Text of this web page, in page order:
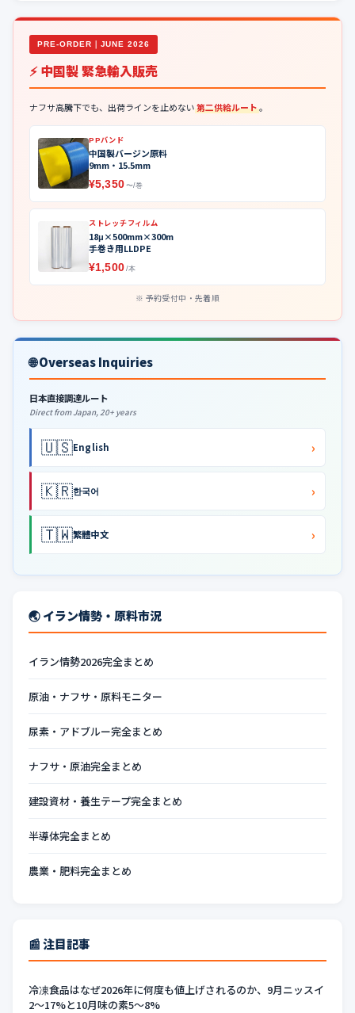
PRE-ORDER｜JUNE 2026
⚡ 中国製 緊急輸入販売
ナフサ高騰下でも、出荷ラインを止めない第二供給ルート。
PPバンド
中国製バージン原料
9mm・15.5mm
¥5,350 〜/巻
ストレッチフィルム
18μ×500mm×300m
手巻き用LLDPE
¥1,500 /本
予約受付中・先着順
🌐 Overseas Inquiries
日本直接調達ルート
Direct from Japan, 20+ years
🇺🇸English ›
🇰🇷한국어 ›
🇹🇼繁體中文 ›
🌏 イラン情勢・原料市況
イラン情勢2026完全まとめ
原油・ナフサ・原料モニター
尿素・アドブルー完全まとめ
ナフサ・原油完全まとめ
建設資材・養生テープ完全まとめ
半導体完全まとめ
農業・肥料完全まとめ
📰 注目記事
冷凍食品はなぜ2026年に何度も値上げされるのか、9月ニッスイ
2〜17%と10月味の素5〜8%